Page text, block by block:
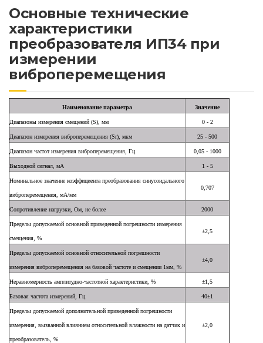
Основные технические
характеристики
преобразователя ИП34 при
измерении
виброперемещения
Наименование параметра Значение
Диапазоны измерения смещений (S), мм 0 - 2
Диапазон измерения виброперемещения (Sr), мкм 25 - 500
Диапазон частот измерения виброперемещения, Гц 0,05 - 1000
Выходной сигнал, мА 1 - 5
Номинальное значение коэффициента преобразования синусоидального
виброперемещения, мА/мм
0,707
Сопротивление нагрузки, Ом, не более 2000
Пределы допускаемой основной приведенной погрешности измерения
смещения, %
±2,5
Пределы допускаемой основной относительной погрешности
измерения виброперемещения на базовой частоте и смещении 1мм, %
±4,0
Неравномерность амплитудно-частотной характеристики, % ±1,5
Базовая частота измерений, Гц 40±1
Пределы допускаемой дополнительной приведенной погрешности
измерения, вызванной влиянием относительной влажности на датчик и
преобразователь, %
±2,0